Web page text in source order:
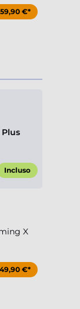
€*
Incluso
X
€*